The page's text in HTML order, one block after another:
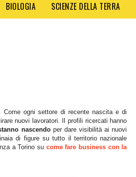
BIOLOGIA SCIENZE DELLA TERRA
ogni settore di recente nascita e di
nuovi lavoratori. Il profili ricercati hanno
nascendoper dare visibilità ai nuovi
di figure su tutto il territorio nazionale
a Torino su come fare business con la